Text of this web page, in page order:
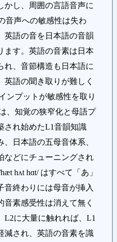
かし、周囲の言語音声に
音声への敏感性は失わ
英語の音を日本語の音韻
ます。英語の音素は日本
れ、音節構造も日本語に
語の聞き取りが難しく
ンプットが敏感性を取り
、知覚の狭窄化と母語プ
され始めたL1音韻知識
日本語の五母音体系、
などにチューニングされ
hʌt hɑt/ はすべて「あ」
音終わりには母音が挿入
音素感受性は消えて無く
L2に大量に触れれば、L1
減され、英語の音素を識